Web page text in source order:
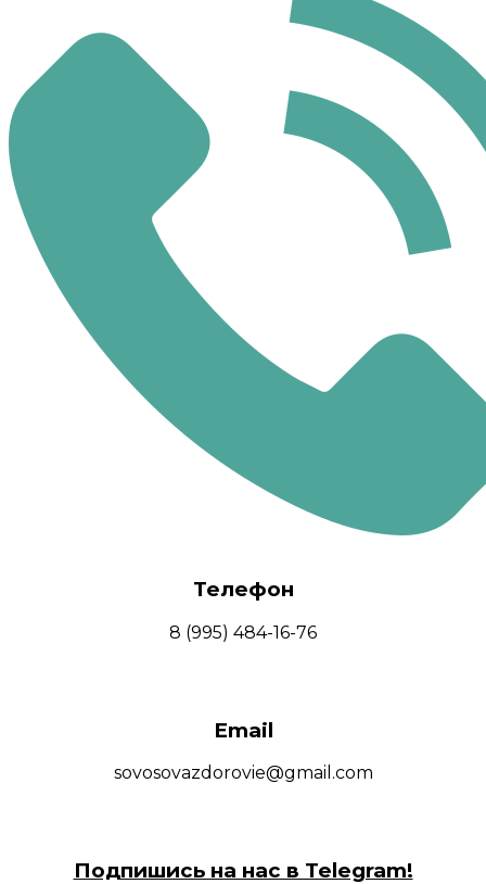
Телефон
8 (995) 484-16-76
Email
sovosovazdorovie@gmail.com
Подпишись на нас в Telegram!